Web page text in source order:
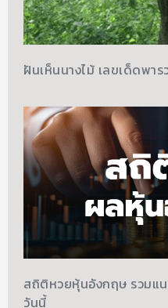
ฝันเห็นนางไม้ เลขเด็ดพ
สถิติหวยหุ้นอังกฤษ รวมแ
วันนี้